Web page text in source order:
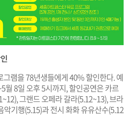
램을 78년생들에게 40% 할인한다. 예
월 8일 오후 5시까지, 할인공연은 카르
그랜드 오페라 갈라(5.12~13), 브라
악기행(5.15)과 전시 화화 유유산수(5.12